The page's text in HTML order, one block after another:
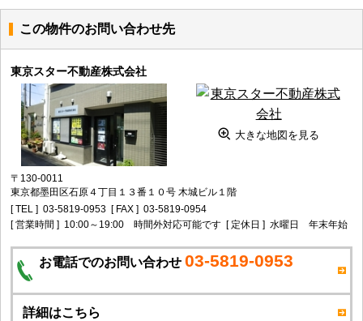
この物件のお問い合わせ先
東京スター不動産株式会社
大きな地図を見る
〒130-0011
東京都墨田区石原４丁目１３番１０号 木城ビル１階
[ TEL ] 03-5819-0953 [ FAX ] 03-5819-0954
[ 営業時間 ] 10:00～19:00 時間外対応可能です [ 定休日 ] 水曜日 年末年始
お電話でのお問い合わせ 03-5819-0953
詳細はこちら